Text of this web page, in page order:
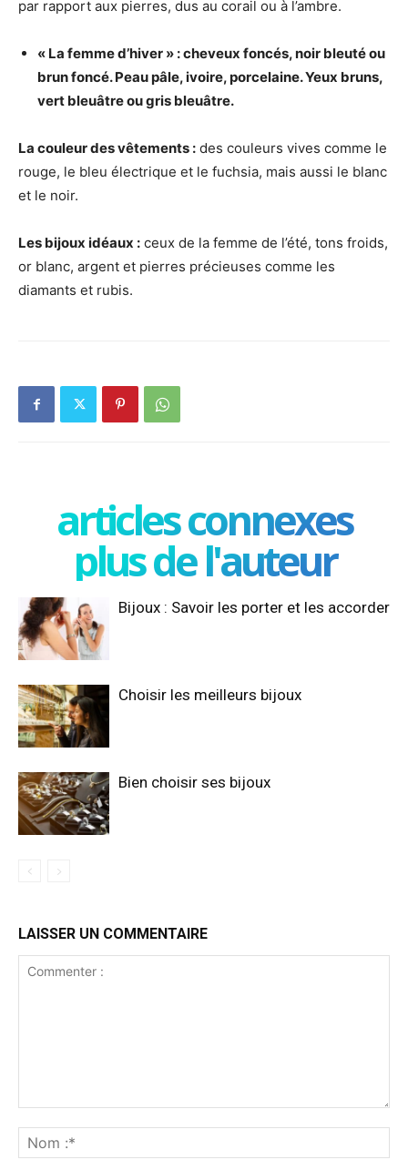
par rapport aux pierres, dus au corail ou à l’ambre.
« La femme d’hiver » : cheveux foncés, noir bleuté ou
brun foncé. Peau pâle, ivoire, porcelaine. Yeux bruns,
vert bleuâtre ou gris bleuâtre.
La couleur des vêtements : des couleurs vives comme le
rouge, le bleu électrique et le fuchsia, mais aussi le blanc
et le noir.
Les bijoux idéaux : ceux de la femme de l’été, tons froids,
or blanc, argent et pierres précieuses comme les
diamants et rubis.
articles connexes
plus de l'auteur
Bijoux : Savoir les porter et les accorder
Choisir les meilleurs bijoux
Bien choisir ses bijoux
LAISSER UN COMMENTAIRE